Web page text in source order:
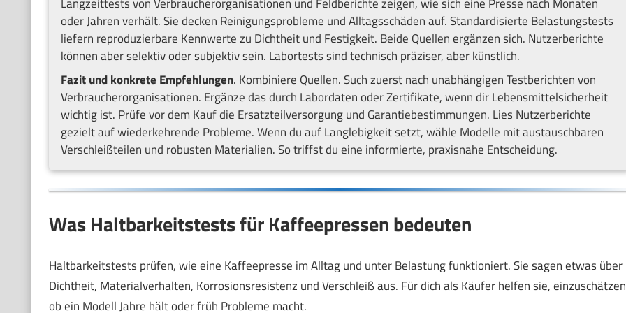
oder Jahren verhält. Sie decken Reinigungsprobleme und Alltagsschäden auf. Standardisierte Belastungstests
liefern reproduzierbare Kennwerte zu Dichtheit und Festigkeit. Beide Quellen ergänzen sich. Nutzerberichte
können aber selektiv oder subjektiv sein. Labortests sind technisch präziser, aber künstlich.
Fazit und konkrete Empfehlungen. Kombiniere Quellen. Such zuerst nach unabhängigen Testberichten von
Verbraucherorganisationen. Ergänze das durch Labordaten oder Zertifikate, wenn dir Lebensmittelsicherheit
wichtig ist. Prüfe vor dem Kauf die Ersatzteilversorgung und Garantiebestimmungen. Lies Nutzerberichte
gezielt auf wiederkehrende Probleme. Wenn du auf Langlebigkeit setzt, wähle Modelle mit austauschbaren
Verschleißteilen und robusten Materialien. So triffst du eine informierte, praxisnahe Entscheidung.
Was Haltbarkeitstests für Kaffeepressen bedeuten
Haltbarkeitstests prüfen, wie eine Kaffeepresse im Alltag und unter Belastung funktioniert. Sie sagen etwas über
Dichtheit, Materialverhalten, Korrosionsresistenz und Verschleiß aus. Für dich als Käufer helfen sie,
ob ein Modell Jahre hält oder früh Probleme macht.